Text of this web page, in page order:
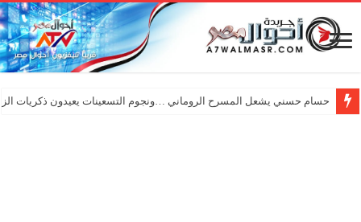
حسام حسني يشعل المسرح الروماني …ونجوم التسعينات يعيدون ذكريات